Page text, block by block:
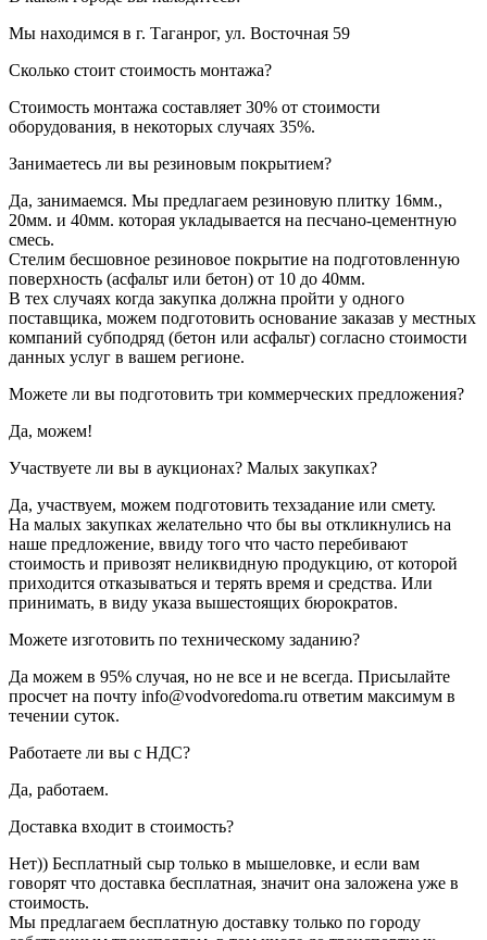
Мы находимся в г. Таганрог, ул. Восточная 59
Сколько стоит стоимость монтажа?
Стоимость монтажа составляет 30% от стоимости
оборудования, в некоторых случаях 35%.
Занимаетесь ли вы резиновым покрытием?
Да, занимаемся. Мы предлагаем резиновую плитку 16мм.,
20мм. и 40мм. которая укладывается на песчано-цементную
смесь.
Стелим бесшовное резиновое покрытие на подготовленную
поверхность (асфальт или бетон) от 10 до 40мм.
В тех случаях когда закупка должна пройти у одного
поставщика, можем подготовить основание заказав у местных
компаний субподряд (бетон или асфальт) согласно стоимости
данных услуг в вашем регионе.
Можете ли вы подготовить три коммерческих предложения?
Да, можем!
Участвуете ли вы в аукционах? Малых закупках?
Да, участвуем, можем подготовить техзадание или смету.
На малых закупках желательно что бы вы откликнулись на
наше предложение, ввиду того что часто перебивают
стоимость и привозят неликвидную продукцию, от которой
приходится отказываться и терять время и средства. Или
принимать, в виду указа вышестоящих бюрократов.
Можете изготовить по техническому заданию?
Да можем в 95% случая, но не все и не всегда. Присылайте
просчет на почту info@vodvoredoma.ru ответим максимум в
течении суток.
Работаете ли вы с НДС?
Да, работаем.
Доставка входит в стоимость?
Нет)) Бесплатный сыр только в мышеловке, и если вам
говорят что доставка бесплатная, значит она заложена уже в
стоимость.
Мы предлагаем бесплатную доставку только по городу